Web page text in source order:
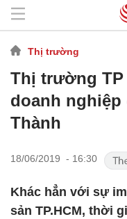
Thị trường
Thị trường TP
doanh nghiệp
Thành
18/06/2019 - 16:30
Khác hẳn với sự
sản TP.HCM, thời